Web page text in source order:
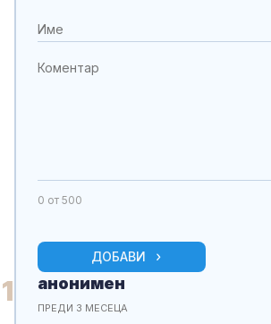
0 от 500
ДОБАВИ
1 анонимен
ПРЕДИ 3 МЕСЕЦА